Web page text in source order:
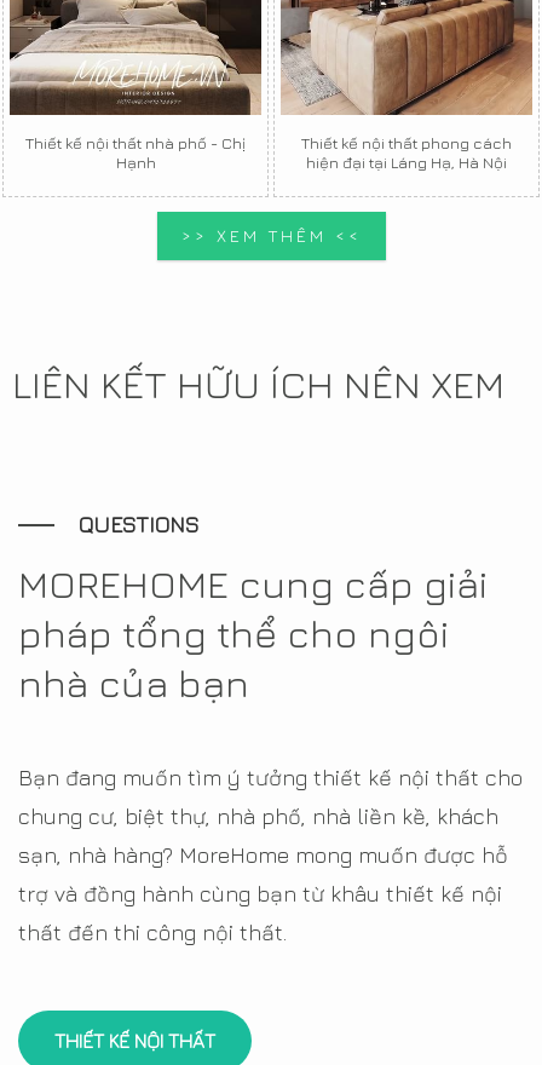
Thiết kế nội thất nhà phố - Chị
Hạnh
Thiết kế nội thất phong cách
hiện đại tại Láng Hạ, Hà Nội
>> XEM THÊM <<
LIÊN KẾT HỮU ÍCH NÊN XEM
QUESTIONS
MOREHOME cung cấp giải
pháp tổng thể cho ngôi
nhà của bạn
Bạn đang muốn tìm ý tưởng thiết kế nội thất cho
chung cư, biệt thự, nhà phố, nhà liền kề, khách
sạn, nhà hàng? MoreHome mong muốn được hỗ
trợ và đồng hành cùng bạn từ khâu thiết kế nội
thất đến thi công nội thất.
THIẾT KẾ NỘI THẤT